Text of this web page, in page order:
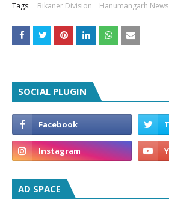
Tags: Bikaner Division Hanumangarh News
SOCIAL PLUGIN
AD SPACE